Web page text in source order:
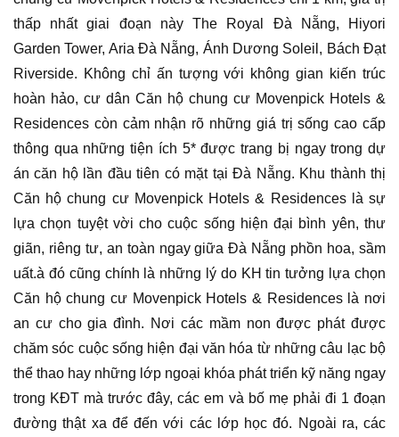
thấp nhất giai đoạn này The Royal Đà Nẵng, Hiyori
Garden Tower, Aria Đà Nẵng, Ánh Dương Soleil, Bách Đạt
Riverside. Không chỉ ấn tượng với không gian kiến trúc
hoàn hảo, cư dân Căn hộ chung cư Movenpick Hotels &
Residences còn cảm nhận rõ những giá trị sống cao cấp
thông qua những tiện ích 5* được trang bị ngay trong dự
án căn hộ lần đầu tiên có mặt tại Đà Nẵng. Khu thành thị
Căn hộ chung cư Movenpick Hotels & Residences là sự
lựa chọn tuyệt vời cho cuộc sống hiện đại bình yên, thư
giãn, riêng tư, an toàn ngay giữa Đà Nẵng phồn hoa, sầm
uất.à đó cũng chính là những lý do KH tin tưởng lựa chọn
Căn hộ chung cư Movenpick Hotels & Residences là nơi
an cư cho gia đình. Nơi các mầm non được phát được
chăm sóc cuộc sống hiện đại văn hóa từ những câu lạc bộ
thể thao hay những lớp ngoại khóa phát triển kỹ năng ngay
trong KĐT mà trước đây, các em và bố mẹ phải đi 1 đoạn
đường thật xa để đến với các lớp học đó. Ngoài ra, các